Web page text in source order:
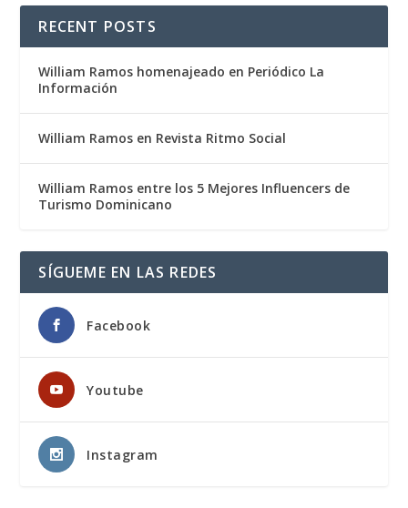
RECENT POSTS
William Ramos homenajeado en Periódico La
Información
William Ramos en Revista Ritmo Social
William Ramos entre los 5 Mejores Influencers de
Turismo Dominicano
SÍGUEME EN LAS REDES
Facebook
Youtube
Instagram